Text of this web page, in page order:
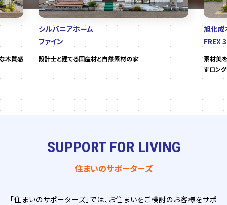
木質感
シルバニアホーム
ファイン
設計士と建てる国産材と自然素材の家
旭化成
FREX
素材美
すロン
SUPPORT FOR LIVING
住まいのサポーターズ
「住まいのサポーターズ」では、お住まいをご検討のお客様をサポ